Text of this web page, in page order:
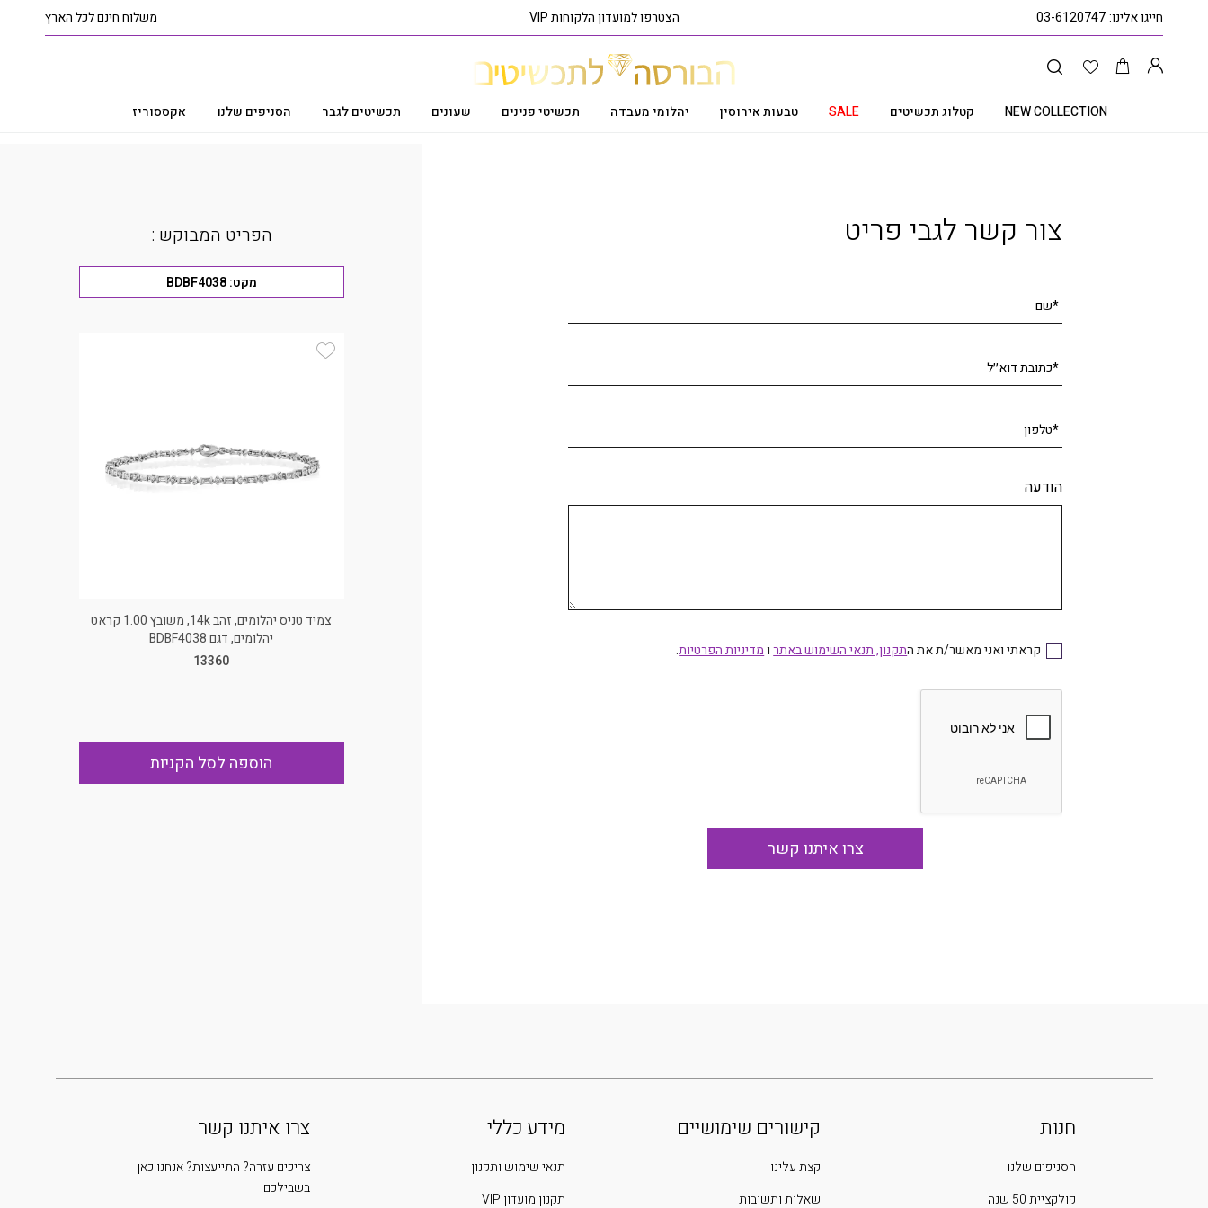
חייגו אלינו:03-6120747 הצטרפו למועדון הלקוחות VIP משלוח חינם לכל הארץ
NEW COLLECTION קטלוג תכשיטים SALE טבעות אירוסין יהלומי מעבדה תכשיטי פנינים שעונים תכשיטים לגבר הסניפים שלנו אקססוריז
צור קשר לגבי פריט
*שם
*כתובת דוא׳׳ל
*טלפון
הודעה
קראתי ואני מאשר/ת את התקנון, תנאי השימוש באתר ומדיניות הפרטיות
קראתי ואני מאשר/ת את התקנון, תנאי השימוש באתרומדיניות הפרטיות.
הפריט המבוקש :
מקט: BDBF4038
צמיד טניס יהלומים, זהב 14k, משובץ 1.00 קראט
יהלומים, דגם BDBF4038
13360
הוספה לסל הקניות
חנות
הסניפים שלנו
קולקציית 50 שנה
קישורים שימושיים
קצת עלינו
שאלות ותשובות
מידע כללי
תנאי שימוש ותקנון
תקנון מועדון VIP
צרו איתנו קשר
צריכים עזרה? התייעצות? אנחנו כאן
בשבילכם